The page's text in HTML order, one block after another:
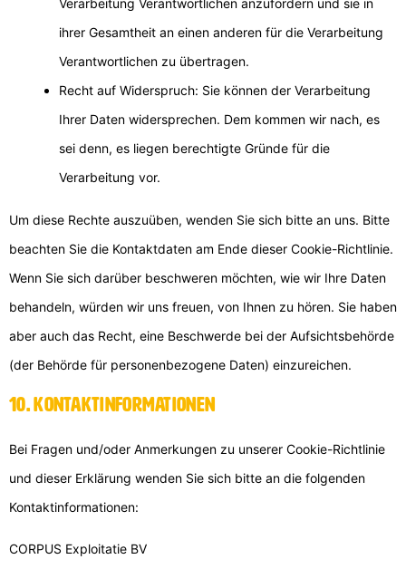
Verarbeitung Verantwortlichen anzufordern und sie in
ihrer Gesamtheit an einen anderen für die Verarbeitung
Verantwortlichen zu übertragen.
Recht auf Widerspruch: Sie können der Verarbeitung
Ihrer Daten widersprechen. Dem kommen wir nach, es
sei denn, es liegen berechtigte Gründe für die
Verarbeitung vor.
Um diese Rechte auszuüben, wenden Sie sich bitte an uns. Bitte
beachten Sie die Kontaktdaten am Ende dieser Cookie-Richtlinie.
Wenn Sie sich darüber beschweren möchten, wie wir Ihre Daten
behandeln, würden wir uns freuen, von Ihnen zu hören. Sie haben
aber auch das Recht, eine Beschwerde bei der Aufsichtsbehörde
(der Behörde für personenbezogene Daten) einzureichen.
10. Kontaktinformationen
Bei Fragen und/oder Anmerkungen zu unserer Cookie-Richtlinie
und dieser Erklärung wenden Sie sich bitte an die folgenden
Kontaktinformationen:
CORPUS Exploitatie BV